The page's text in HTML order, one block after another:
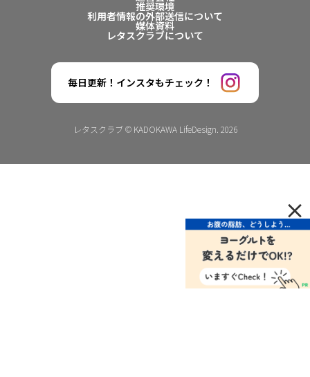
推奨環境
利用者情報の外部送信について
媒体資料
レタスクラブについて
毎日更新！インスタもチェック！
レタスクラブ © KADOKAWA LifeDesign. 2026
×